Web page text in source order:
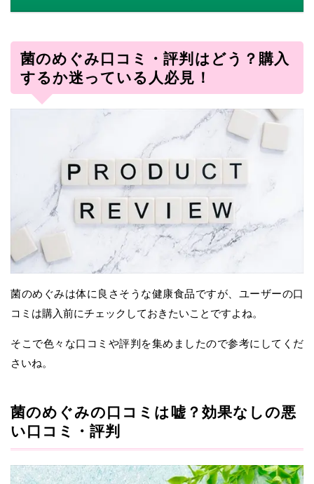
菌のめぐみ口コミ・評判はどう？購入
するか迷っている人必見！
菌のめぐみは体に良さそうな健康食品ですが、ユーザーの口
コミは購入前にチェックしておきたいことですよね。
そこで色々な口コミや評判を集めましたので参考にしてくだ
さいね。
菌のめぐみの口コミは嘘？効果なしの悪
い口コミ・評判